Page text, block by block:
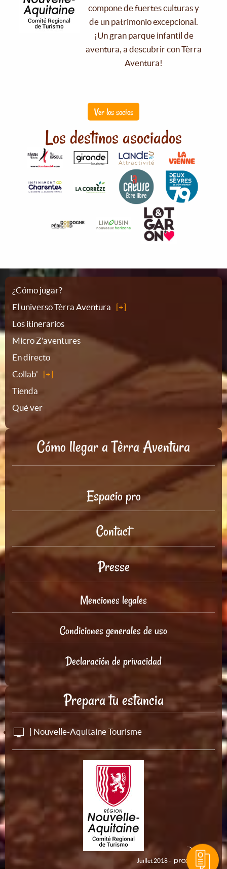
compone de fuertes culturas y
de un patrimonio excepcional.
¡Un gran parque infantil de
aventura, a descubrir con Tèrra
Aventura!
Ver los socios
Los destinos asociados
Plano
del
sitio
¿Cómo jugar?
El universo Tèrra Aventura
Los itinerarios
Micro Z'aventures
En directo
Collab'
Tienda
Qué ver
Cómo llegar a Tèrra Aventura
Espacio pro
Contact
Presse
Menciones legales
Condiciones generales de uso
Declaración de privacidad
Prepara tu estancia
| Nouvelle-Aquitaine Tourisme
Juillet 2018 -